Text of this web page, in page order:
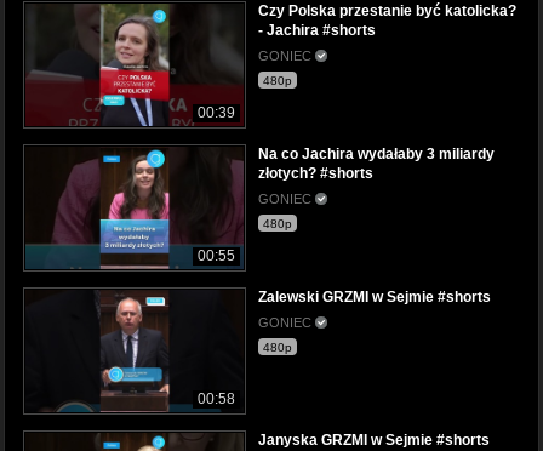
00:39
Czy Polska przestanie być katolicka?
- Jachira #shorts
GONIEC
480p
00:55
Na co Jachira wydałaby 3 miliardy
złotych? #shorts
GONIEC
480p
00:58
Zalewski GRZMI w Sejmie #shorts
GONIEC
480p
Janyska GRZMI w Sejmie #shorts